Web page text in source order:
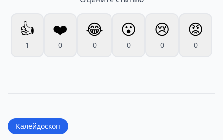
👍
1
❤️
0
😂
0
😮
0
😢
0
😡
0
Калейдоскоп